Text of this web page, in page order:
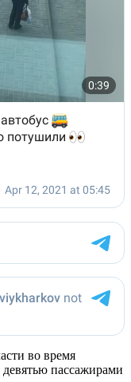
во время
девятью пассажирами